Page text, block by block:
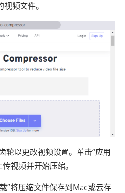
频文件。
轮以更改视频设置。单击“应用
视频并开始压缩。
”将压缩文件保存到Mac或云存